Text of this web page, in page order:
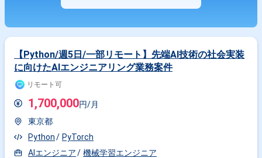
【開発環境】 言語はRuby、PHP、JavaScript、TypeScriptを利用しており
【Python/週5日/一部リモート】先端AI技術の社会実装
に向けたAIエンジニアリング業務案件
リモート可
1,700,000円/月
東京都
Python
PyTorch
AIエンジニア
機械学習エンジニア